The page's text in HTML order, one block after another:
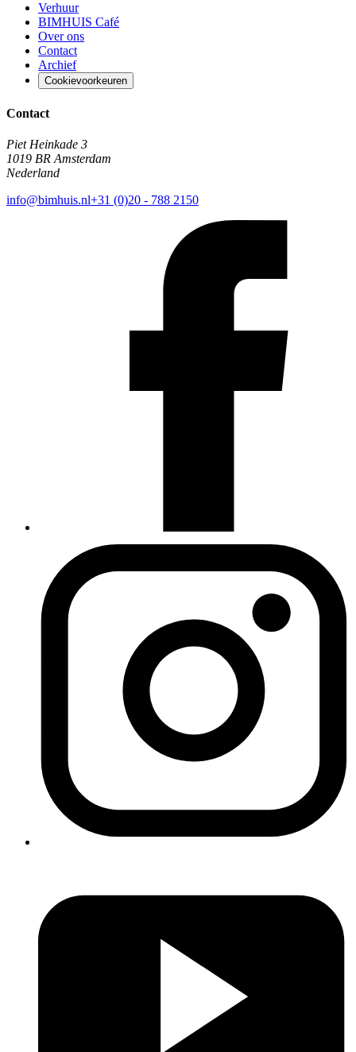
Verhuur
BIMHUIS Café
Over ons
Contact
Archief
Cookievoorkeuren
Contact
Piet Heinkade 3
1019 BR Amsterdam
Nederland
info@bimhuis.nl+31 (0)20 - 788 2150